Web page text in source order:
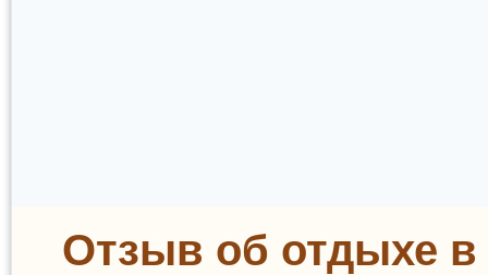
Отзыв об отдыхе в